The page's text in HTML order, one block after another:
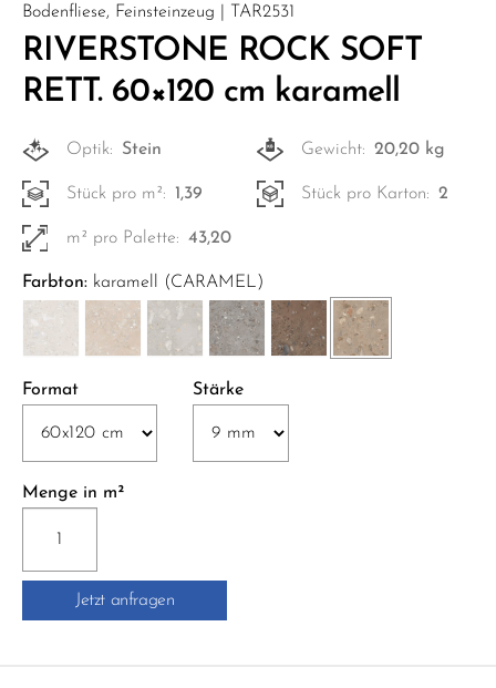
Bodenfliese, Feinsteinzeug | TAR2531
RIVERSTONE ROCK SOFT
RETT. 60×120 cm karamell
Optik: Stein Gewicht: 20,20 kg
Stück pro m²: 1,39 Stück pro Karton: 2
m² pro Palette: 43,20
Farbton: karamell (CARAMEL)
Format Stärke
Menge in m²
ROCK
SOFT
Jetzt anfragen